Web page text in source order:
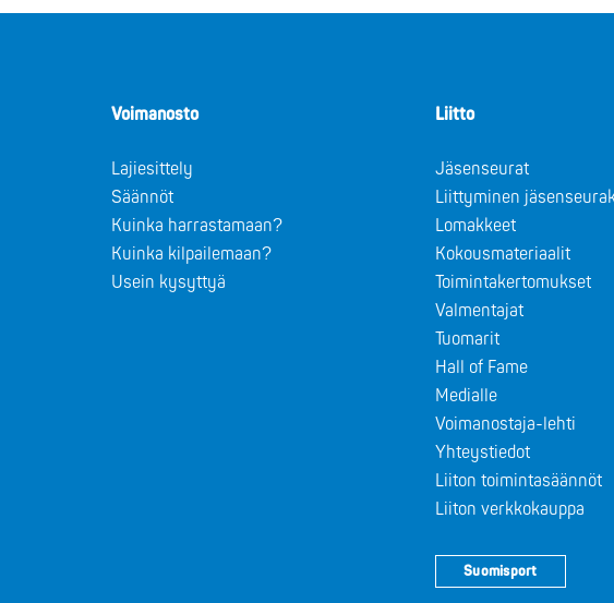
Voimanosto
Lajiesittely
Säännöt
Kuinka harrastamaan?
Kuinka kilpailemaan?
Usein kysyttyä
Liitto
Jäsenseurat
Liittyminen
Lomakkeet
Kokousmateriaalit
Toimintakertomukset
Valmentajat
Tuomarit
Hall of Fame
Medialle
Voimanostaja-lehti
Yhteystiedot
Liiton toimintasäännöt
Liiton verkkokauppa
Suomisport